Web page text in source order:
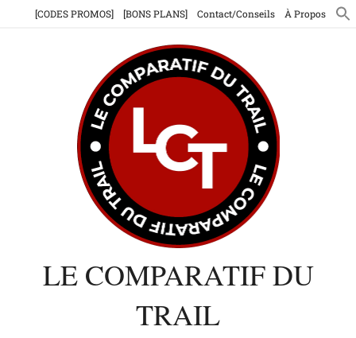
[CODES PROMOS] [BONS PLANS] Contact/Conseils À Propos
LE COMPARATIF DU
TRAIL